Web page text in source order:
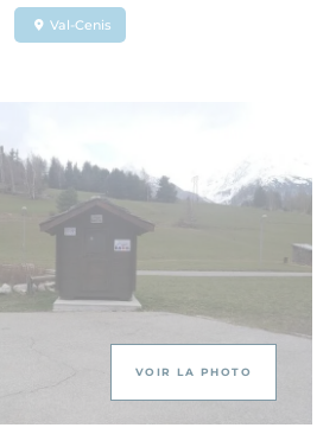
Val-Cenis
VOIR LA PHOTO